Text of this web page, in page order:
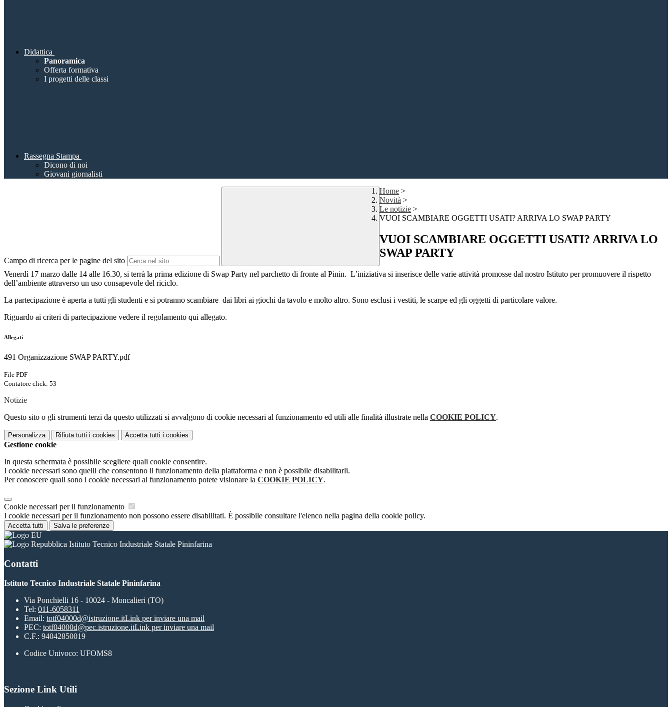
Didattica
Panoramica
Offerta formativa
I progetti delle classi
Rassegna Stampa
Dicono di noi
Giovani giornalisti
Campo di ricerca per le pagine del sito
Home >
Novità >
Le notizie >
VUOI SCAMBIARE OGGETTI USATI? ARRIVA LO SWAP PARTY
VUOI SCAMBIARE OGGETTI USATI? ARRIVA LO
SWAP PARTY
Venerdì 17 marzo dalle 14 alle 16.30, si terrà la prima edizione di Swap Party nel parchetto di fronte al Pinin. L’iniziativa si inserisce delle varie attività promosse dal nostro Istituto per promuovere il rispetto
dell’ambiente attraverso un uso consapevole del riciclo.
La partecipazione è aperta a tutti gli studenti e si potranno scambiare dai libri ai giochi da tavolo e molto altro. Sono esclusi i vestiti, le scarpe ed gli oggetti di particolare valore.
Riguardo ai criteri di partecipazione vedere il regolamento qui allegato.
Allegati
491 Organizzazione SWAP PARTY.pdf
File PDF
Contatore click: 53
Notizie
Questo sito o gli strumenti terzi da questo utilizzati si avvalgono di cookie necessari al funzionamento ed utili alle finalità illustrate nella COOKIE POLICY.
Personalizza Rifiuta tutti i cookies Accetta tutti i cookies
Gestione cookie
In questa schermata è possibile scegliere quali cookie consentire.
I cookie necessari sono quelli che consentono il funzionamento della piattaforma e non è possibile disabilitarli.
Per conoscere quali sono i cookie necessari al funzionamento potete visionare la COOKIE POLICY.
Cookie necessari per il funzionamento
I cookie necessari per il funzionamento non possono essere disabilitati. È possibile consultare l'elenco nella pagina della cookie policy.
Accetta tutti Salva le preferenze
Istituto Tecnico Industriale Statale Pininfarina
Contatti
Istituto Tecnico Industriale Statale Pininfarina
Via Ponchielli 16 - 10024 - Moncalieri (TO)
Tel: 011-6058311
Email: totf04000d@istruzione.itLink per inviare una mail
PEC: totf04000d@pec.istruzione.itLink per inviare una mail
C.F.: 94042850019
Codice Univoco: UFOMS8
Sezione Link Utili